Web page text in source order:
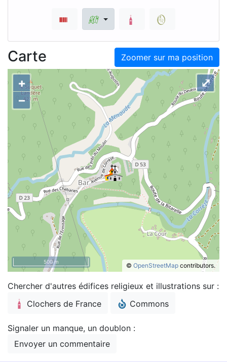
Zoomer sur ma position
Carte
+
–
© OpenStreetMap contributors.
⤢
500 m
Chercher d'autres édifices religieux et illustrations sur :
Clochers de France
Commons
Signaler un manque, un doublon :
Envoyer un commentaire